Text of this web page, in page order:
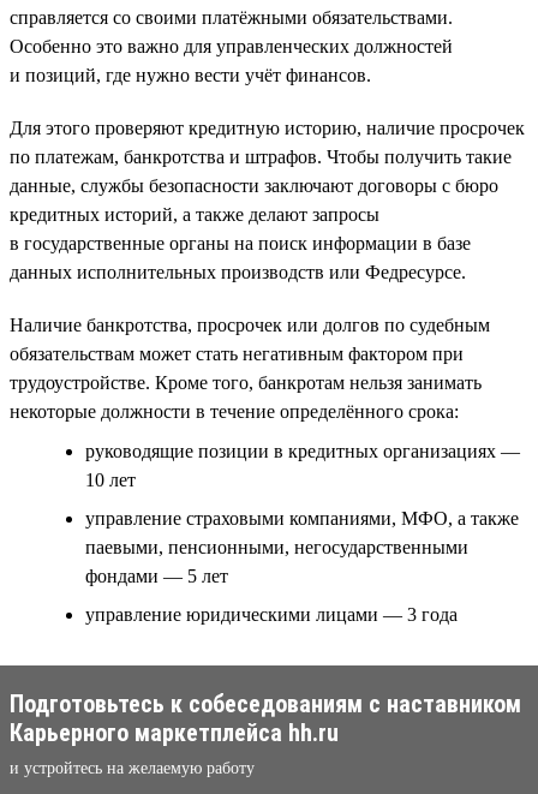
справляется со своими платёжными обязательствами.
Особенно это важно для управленческих должностей
и позиций, где нужно вести учёт финансов.
Для этого проверяют кредитную историю, наличие просрочек
по платежам, банкротства и штрафов. Чтобы получить такие
данные, службы безопасности заключают договоры с бюро
кредитных историй, а также делают запросы
в государственные органы на поиск информации в базе
данных исполнительных производств или Федресурсе.
Наличие банкротства, просрочек или долгов по судебным
обязательствам может стать негативным фактором при
трудоустройстве. Кроме того, банкротам нельзя занимать
некоторые должности в течение определённого срока:
руководящие позиции в кредитных организациях —
10 лет
управление страховыми компаниями, МФО, а также
паевыми, пенсионными, негосударственными
фондами — 5 лет
управление юридическими лицами — 3 года
Подготовьтесь к собеседованиям с наставником
Карьерного маркетплейса hh.ru
и устройтесь на желаемую работу